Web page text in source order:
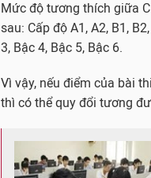
Mức độ tương thích giữa
sau: Cấp độ A1, A2, B1,
3, Bậc 4, Bậc 5, Bậc 6.
Vì vậy, nếu điểm của bài
thì có thể quy đổi tương